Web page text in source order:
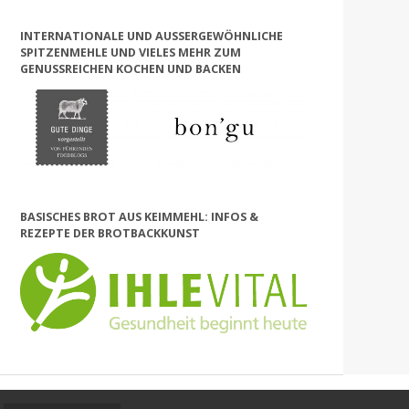
INTERNATIONALE UND AUSSERGEWÖHNLICHE S
PITZENMEHLE UND VIELES MEHR ZUM G
ENUSSREICHEN KOCHEN UND BACKEN
BASISCHES BROT AUS KEIMMEHL: INFOS &
REZEPTE DER BROTBACKKUNST